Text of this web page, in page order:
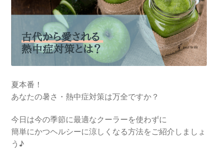
夏本番！
あなたの暑さ・熱中症対策は万全ですか？
今日は今の季節に最適なクーラーを使わずに
簡単にかつヘルシーに涼しくなる方法をご紹介しましょ
う♪